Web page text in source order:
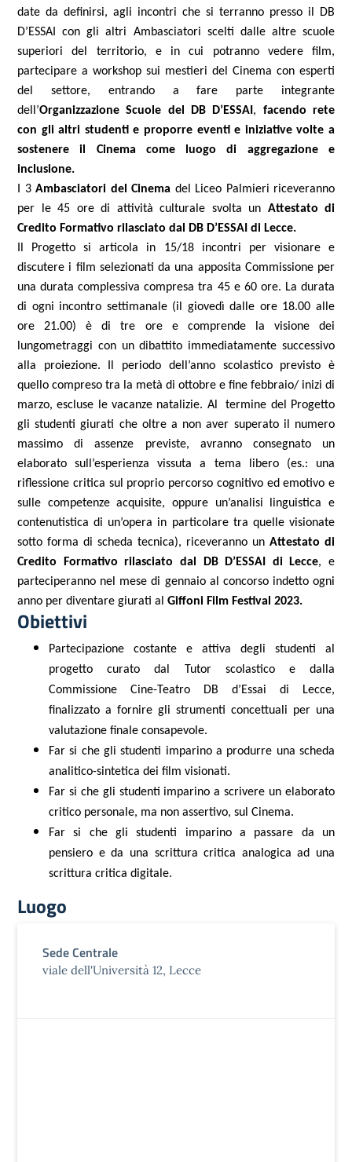
date da definirsi, agli incontri che si terranno presso il DB
D’ESSAI con gli altri Ambasciatori scelti dalle altre scuole
superiori del territorio, e in cui potranno vedere film,
partecipare a workshop sui mestieri del Cinema con esperti
del settore, entrando a fare parte integrante
dell’Organizzazione Scuole del DB D’ESSAI , facendo rete
con gli altri studenti e proporre eventi e iniziative volte a
sostenere il Cinema come luogo di aggregazione e
inclusione.
I 3 Ambasciatori del Cinema del Liceo Palmieri riceveranno
per le 45 ore di attività culturale svolta un Attestato di
Credito Formativo rilasciato dal DB D’ESSAI di Lecce.
Il Progetto si articola in 15/18 incontri per visionare e
discutere i film selezionati da una apposita Commissione per
una durata complessiva compresa tra 45 e 60 ore. La durata
di ogni incontro settimanale (il giovedì dalle ore 18.00 alle
ore 21.00) è di tre ore e comprende la visione dei
lungometraggi con un dibattito immediatamente successivo
alla proiezione. Il periodo dell’anno scolastico previsto è
quello compreso tra la metà di ottobre e fine febbraio/ inizi di
marzo, escluse le vacanze natalizie. Al termine del Progetto
gli studenti giurati che oltre a non aver superato il numero
massimo di assenze previste, avranno consegnato un
elaborato sull’esperienza vissuta a tema libero (es.: una
riflessione critica sul proprio percorso cognitivo ed emotivo e
sulle competenze acquisite, oppure un’analisi linguistica e
contenutistica di un’opera in particolare tra quelle visionate
sotto forma di scheda tecnica), riceveranno un Attestato di
Credito Formativo rilasciato dal DB D’ESSAI di Lecce, e
parteciperanno nel mese di gennaio al concorso indetto ogni
anno per diventare giurati al Giffoni Film Festival 2023.
Obiettivi
Partecipazione costante e attiva degli studenti al
progetto curato dal Tutor scolastico e dalla
Commissione Cine-Teatro DB d’Essai di Lecce,
finalizzato a fornire gli strumenti concettuali per una
valutazione finale consapevole.
Far si che gli studenti imparino a produrre una scheda
analitico-sintetica dei film visionati.
Far si che gli studenti imparino a scrivere un elaborato
critico personale, ma non assertivo, sul Cinema.
Far si che gli studenti imparino a passare da un
pensiero e da una scrittura critica analogica ad una
scrittura critica digitale.
Luogo
Sede Centrale
viale dell'Università 12, Lecce